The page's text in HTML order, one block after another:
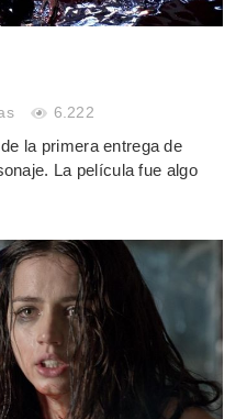
6.222
la primera entrega de
La película fue algo